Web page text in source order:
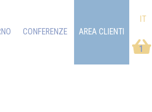
CONFERENZE
1
AREA CLIENTI
IT